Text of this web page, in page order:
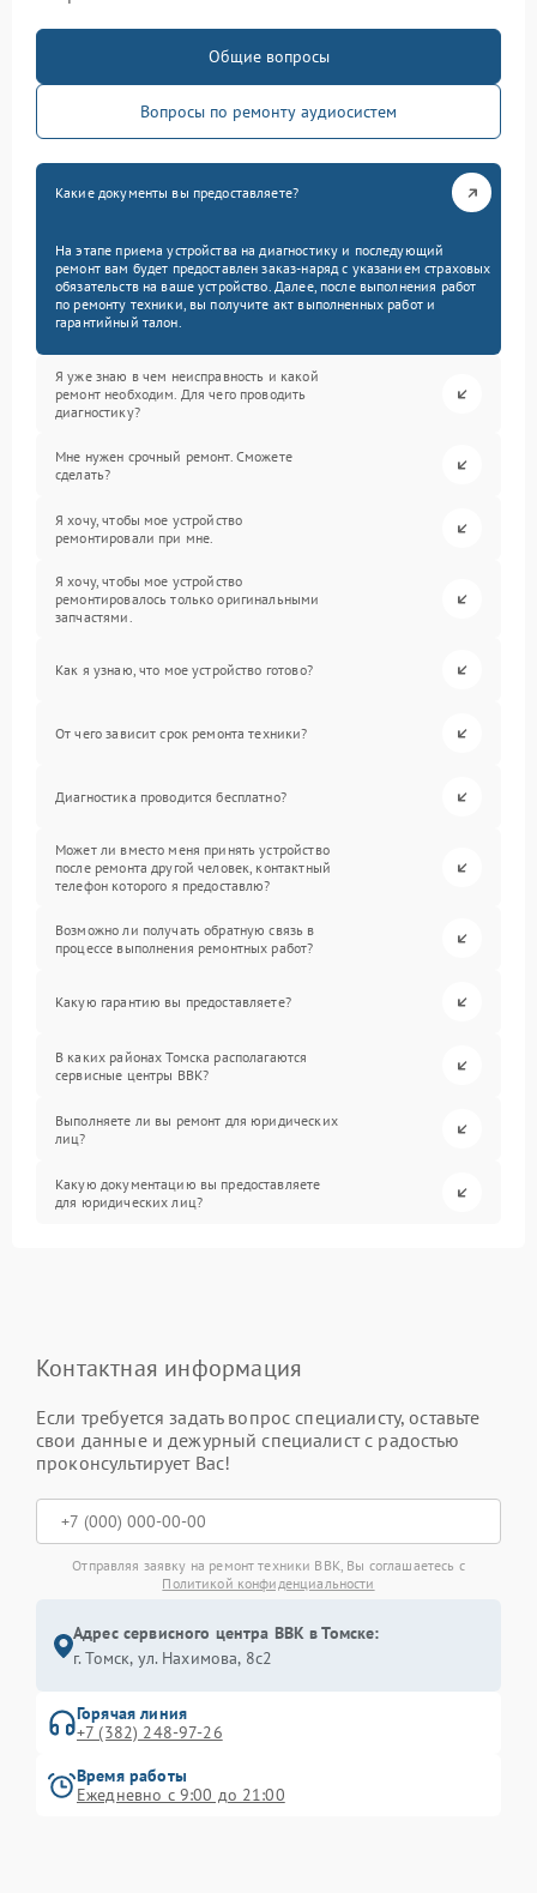
Общие вопросы
Вопросы по ремонту аудиосистем
Какие документы вы предоставляете?
На этапе приема устройства на диагностику и последующий
ремонт вам будет предоставлен заказ-наряд с указанием страховых
обязательств на ваше устройство. Далее, после выполнения работ
по ремонту техники, вы получите акт выполненных работ и
гарантийный талон.
Я уже знаю в чем неисправность и какой
ремонт необходим. Для чего проводить
диагностику?
Мне нужен срочный ремонт. Сможете
сделать?
Я хочу, чтобы мое устройство
ремонтировали при мне.
Я хочу, чтобы мое устройство
ремонтировалось только оригинальными
запчастями.
Как я узнаю, что мое устройство готово?
От чего зависит срок ремонта техники?
Диагностика проводится бесплатно?
Может ли вместо меня принять устройство
после ремонта другой человек, контактный
телефон которого я предоставлю?
Возможно ли получать обратную связь в
процессе выполнения ремонтных работ?
Какую гарантию вы предоставляете?
В каких районах Томска располагаются
сервисные центры BBK?
Выполняете ли вы ремонт для юридических
лиц?
Какую документацию вы предоставляете
для юридических лиц?
Контактная информация
Если требуется задать вопрос специалисту, оставьте
свои данные и дежурный специалист с радостью
проконсультирует Вас!
Отправляя заявку на ремонт техники BBK, Вы соглашаетесь с
Политикой конфиденциальности
Адрес сервисного центра BBK в Томске:
г. Томск, ул. Нахимова, 8с2
Горячая линия
+7 (382) 248-97-26
Время работы
Ежедневно с 9:00 до 21:00